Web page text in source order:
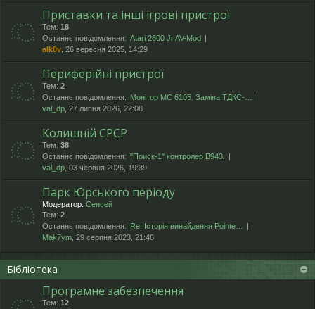
Приставки та інші ігрові пристрої
Тем: 18
Останнє повідомлення: Atari 2600 Jr AV-Mod
alk0v , 26 вересня 2025, 14:29
Периферійні пристрої
Тем: 2
Останнє повідомлення: Монітор МС 6105. Заміна ТДКС-…
val_dp , 27 липня 2026, 22:08
Колишній СРСР
Тем: 38
Останнє повідомлення: "Поиск-1" контролер В943.
val_dp , 03 червня 2026, 19:39
Парк Юрського періоду
Модератор: Сенсей
Тем: 2
Останнє повідомлення:
Re: Історія винайдення Pointe…
Mak7ym , 29 серпня 2023, 21:46
Бібліотека
Програмне забезпечення
Тем: 12